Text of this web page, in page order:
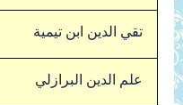
تقي الدين ابن تيمية
علم الدين البرازلي